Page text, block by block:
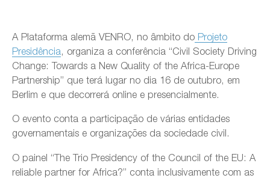
A Plataforma alemã VENRO, no âmbito do Projeto
Presidência, organiza a conferência “Civil Society Driving
Change: Towards a New Quality of the Africa-Europe
Partnership” que terá lugar no dia 16 de outubro, em
Berlim e que decorrerá online e presencialmente.
O evento conta a participação de várias entidades
governamentais e organizações da sociedade civil.
O painel “The Trio Presidency of the Council of the EU: A
reliable partner for Africa?” conta inclusivamente com as